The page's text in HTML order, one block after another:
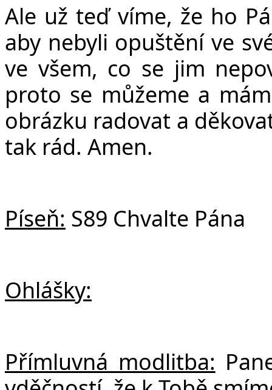
Ale už teď víme, že ho
aby nebyli opuštění ve
ve všem, co se jim
proto se můžeme a
obrázku radovat a
tak rád. Amen.
Píseň: S89 Chvalte Pána
Ohlášky:
Přímluvná modlitba: